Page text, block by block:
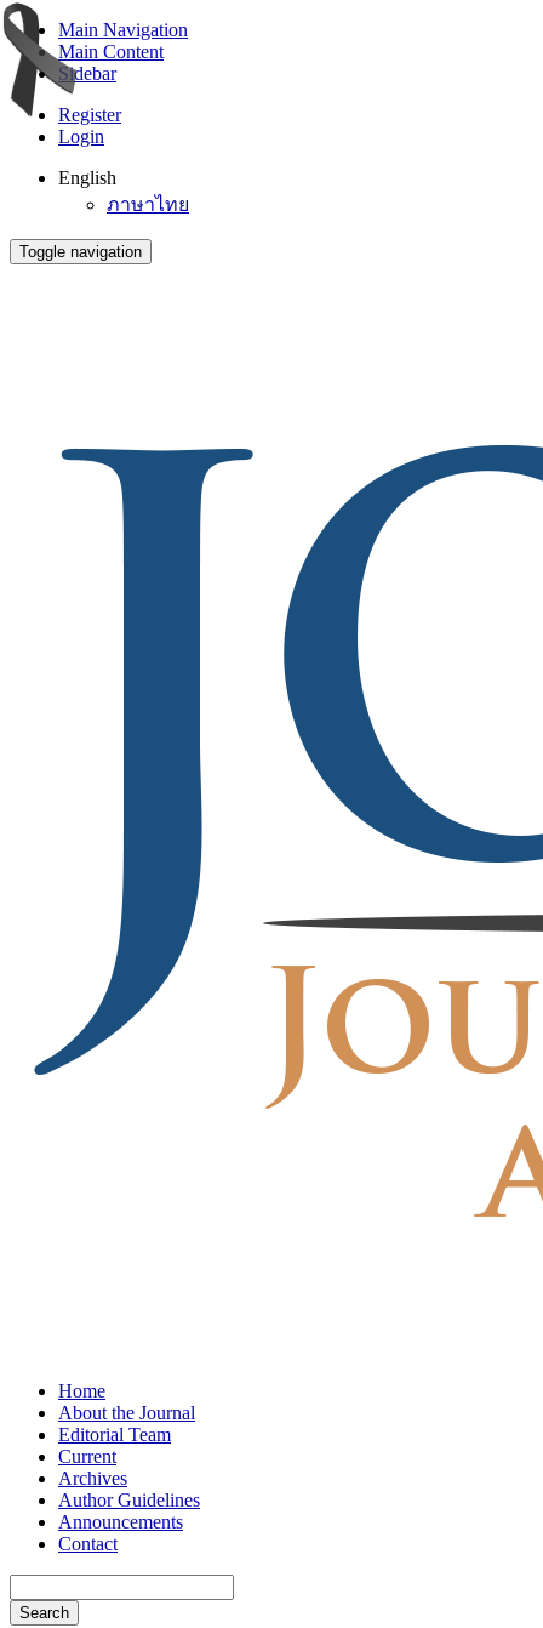
Main Navigation
Main Content
Sidebar
Register
Login
English
ภาษาไทย
Toggle navigation
Home
About the Journal
Editorial Team
Current
Archives
Author Guidelines
Announcements
Contact
Search